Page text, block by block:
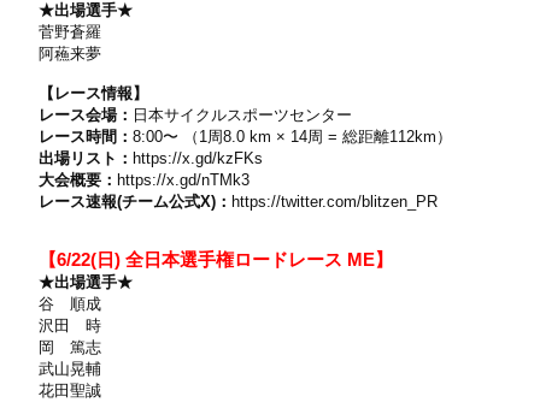
★出場選手★
菅野蒼羅
阿蘓来夢
【レース情報】
レース会場： 日本サイクルスポーツセンター
レース時間：8:00〜 （1周8.0 km × 14周 = 総距離112km）
出場リスト： https://x.gd/kzFKs
大会概要： https://x.gd/nTMk3
レース速報(チーム公式X)： https://twitter.com/blitzen_PR
【6/22(日) 全⽇本選⼿権ロードレース ME】
★出場選手★
谷 順成
沢田 時
岡 篤志
武山晃輔
花田聖誠